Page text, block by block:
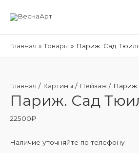
Главная Товары Париж. Сад
Главная / Картины / Пейзаж / Париж.
Париж. Сад
22500₽
Наличие уточняйте по телефону